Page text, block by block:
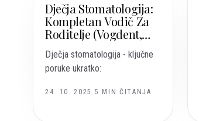
Dječja Stomatologija:
Kompletan Vodič Za
Roditelje (Vogdent,
Sarajevo – Vogošća)
Dječja stomatologija - ključne
poruke ukratko:
24. 10. 2025. 5 MIN ČITANJA